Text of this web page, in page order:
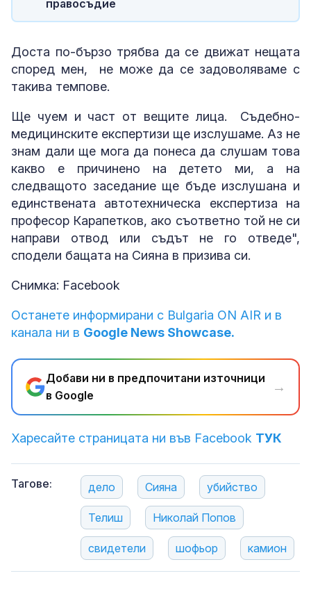
правосъдие
Доста по-бързо трябва да се движат нещата
според мен, не може да се задоволяваме с
такива темпове.
Ще чуем и част от вещите лица. Съдебно-
медицинските експертизи ще изслушаме. Аз не
знам дали ще мога да понеса да слушам това
какво е причинено на детето ми, а на
следващото заседание ще бъде изслушана и
единствената автотехническа експертиза на
професор Карапетков, ако съответно той не си
направи отвод или съдът не го отведе",
сподели бащата на Сияна в призива си.
Снимка: Facebook
Останете информирани с Bulgaria ON AIR и в
канала ни в Google News Showcase.
Добави ни в предпочитани източници
в Google
→
Харесайте страницата ни във Facebook ТУК
Тагове: дело Сияна убийство
Телиш Николай Попов
свидетели шофьор камион